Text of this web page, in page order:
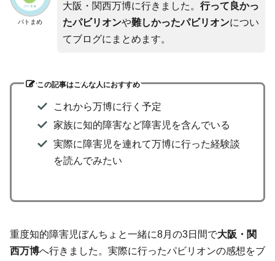
パトまめ
大阪・関西万博に行きました。 行って良かっ
たパビリオンや難しかったパビリオンについ
てブログにまとめます。
この記事はこんな人におすすめ
これから万博に行く予定
家族に知的障害など障害児を含んでいる
実際に障害児を連れて万博に行った経験談
を読んでみたい
重度知的障害児ぼんちょと一緒に8月の3日間で大阪・関
西万博へ行きました。実際に行ったパビリオンの感想をブ